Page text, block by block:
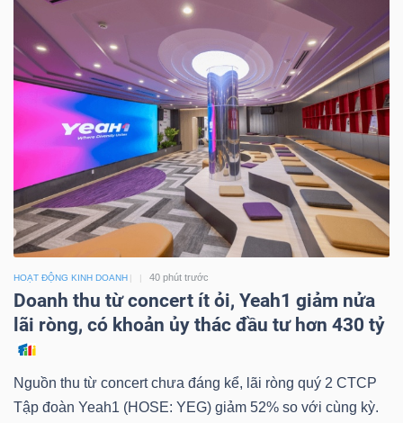
HOẠT ĐỘNG KINH DOANH 40 phút trước
Doanh thu từ concert ít ỏi, Yeah1 giảm nửa
lãi ròng, có khoản ủy thác đầu tư hơn 430 tỷ
Nguồn thu từ concert chưa đáng kể, lãi ròng quý 2 CTCP
Tập đoàn Yeah1 (HOSE: YEG) giảm 52% so với cùng kỳ.